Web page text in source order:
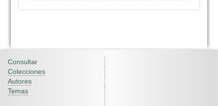
Consultar
Colecciones
Autores
Temas